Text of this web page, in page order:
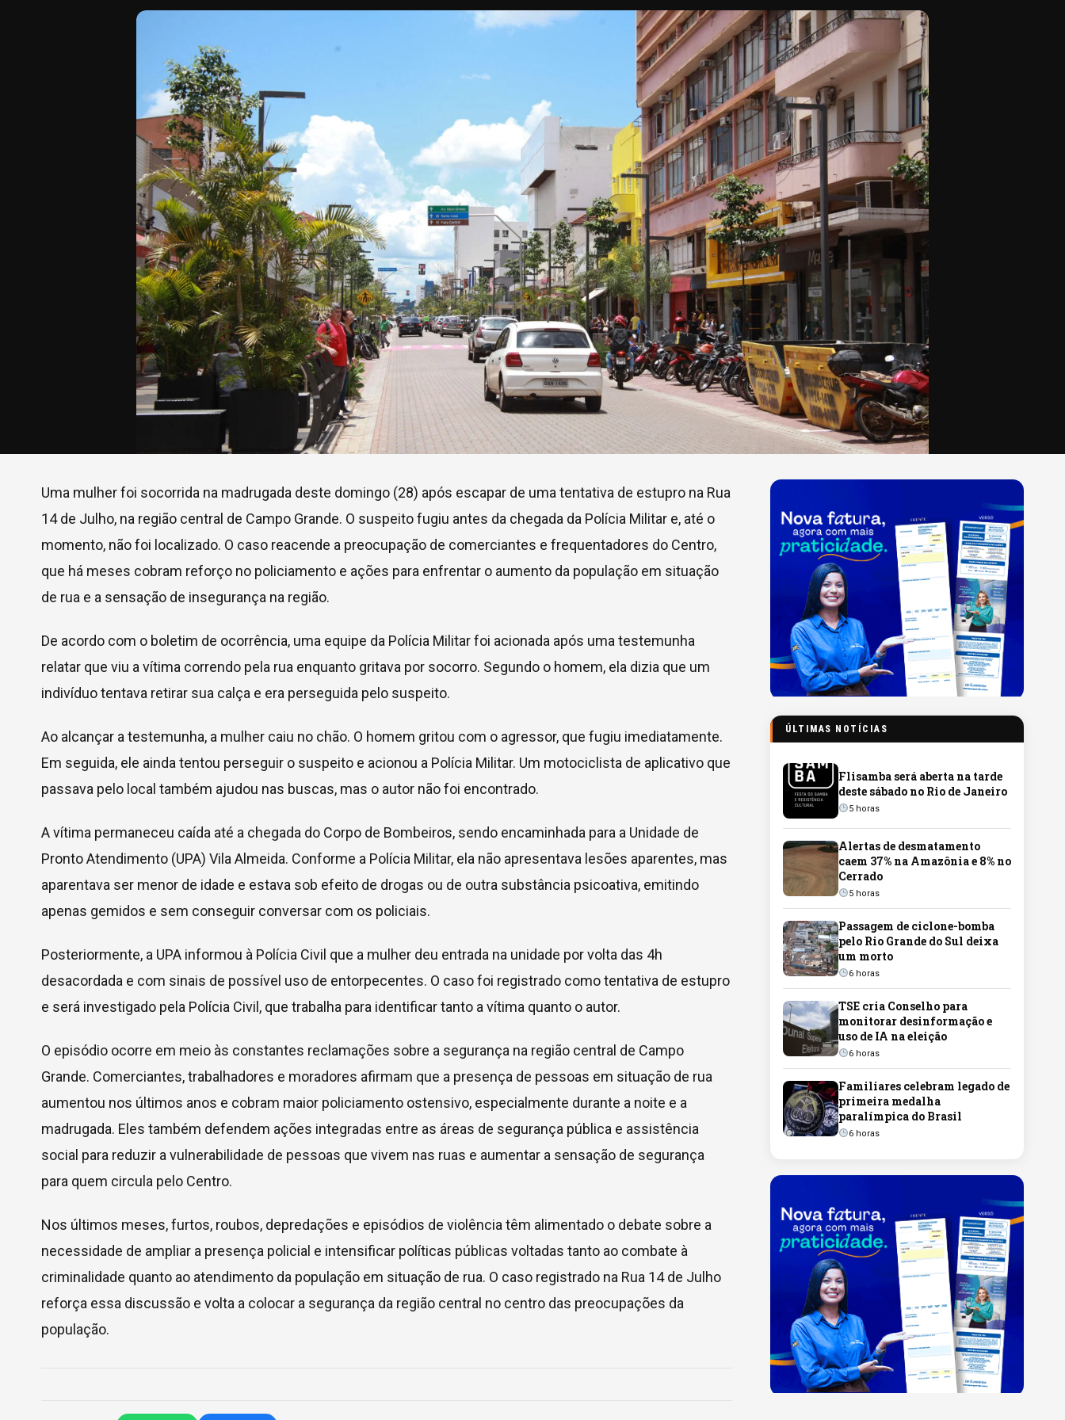
Uma mulher foi socorrida na madrugada deste domingo (28) após escapar de uma tentativa de estupro na Rua
14 de Julho, na região central de Campo Grande. O suspeito fugiu antes da chegada da Polícia Militar e, até o
momento, não foi localizado. O caso reacende a preocupação de comerciantes e frequentadores do Centro,
que há meses cobram reforço no policiamento e ações para enfrentar o aumento da população em situação
de rua e a sensação de insegurança na região.
De acordo com o boletim de ocorrência, uma equipe da Polícia Militar foi acionada após uma testemunha
relatar que viu a vítima correndo pela rua enquanto gritava por socorro. Segundo o homem, ela dizia que um
indivíduo tentava retirar sua calça e era perseguida pelo suspeito.
Ao alcançar a testemunha, a mulher caiu no chão. O homem gritou com o agressor, que fugiu imediatamente.
Em seguida, ele ainda tentou perseguir o suspeito e acionou a Polícia Militar. Um motociclista de aplicativo que
passava pelo local também ajudou nas buscas, mas o autor não foi encontrado.
A vítima permaneceu caída até a chegada do Corpo de Bombeiros, sendo encaminhada para a Unidade de
Pronto Atendimento (UPA) Vila Almeida. Conforme a Polícia Militar, ela não apresentava lesões aparentes, mas
aparentava ser menor de idade e estava sob efeito de drogas ou de outra substância psicoativa, emitindo
apenas gemidos e sem conseguir conversar com os policiais.
Posteriormente, a UPA informou à Polícia Civil que a mulher deu entrada na unidade por volta das 4h
desacordada e com sinais de possível uso de entorpecentes. O caso foi registrado como tentativa de estupro
e será investigado pela Polícia Civil, que trabalha para identificar tanto a vítima quanto o autor.
O episódio ocorre em meio às constantes reclamações sobre a segurança na região central de Campo
Grande. Comerciantes, trabalhadores e moradores afirmam que a presença de pessoas em situação de rua
aumentou nos últimos anos e cobram maior policiamento ostensivo, especialmente durante a noite e a
madrugada. Eles também defendem ações integradas entre as áreas de segurança pública e assistência
social para reduzir a vulnerabilidade de pessoas que vivem nas ruas e aumentar a sensação de segurança
para quem circula pelo Centro.
Nos últimos meses, furtos, roubos, depredações e episódios de violência têm alimentado o debate sobre a
necessidade de ampliar a presença policial e intensificar políticas públicas voltadas tanto ao combate à
criminalidade quanto ao atendimento da população em situação de rua. O caso registrado na Rua 14 de Julho
reforça essa discussão e volta a colocar a segurança da região central no centro das preocupações da
população.
ÚLTIMAS NOTÍCIAS
Flisamba será aberta na tarde
deste sábado no Rio de Janeiro
5 horas
Alertas de desmatamento
caem 37% na Amazônia e 8% no
Cerrado
5 horas
Passagem de ciclone-bomba
pelo Rio Grande do Sul deixa
um morto
6 horas
TSE cria Conselho para
monitorar desinformação e
uso de IA na eleição
6 horas
Familiares celebram legado de
primeira medalha
paralímpica do Brasil
6 horas